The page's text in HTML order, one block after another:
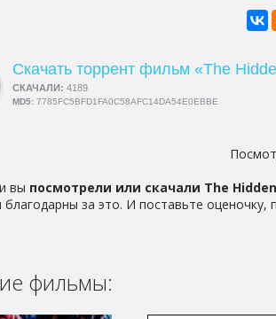
Скачать торрент фильм «The
СКАЧАЛИ: 4189
MD5: 7785FC5BFD1FA0C58AFC14DA54E0EBBE
вы посмотрели или скачали The
благодарны за это. И поставьте оценочку,
фильмы: